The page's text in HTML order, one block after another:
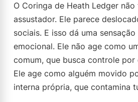
O Coringa de Heath Ledger
assustador. Ele parece
sociais. E isso dá uma
emocional. Ele não age como
comum, que busca controle por
Ele age como alguém movido
interna própria, que contamina